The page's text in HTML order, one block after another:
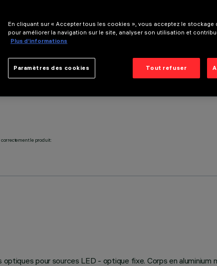
le produit:
pour sources LED - optique fixe. Corps en aluminium
En cliquant sur « Accepter tous les cookies », vous acceptez le stockage
pour améliorer la navigation sur le site, analyser son utilisation et
Plus d’informations
Tout refuser
Paramètres des cookies